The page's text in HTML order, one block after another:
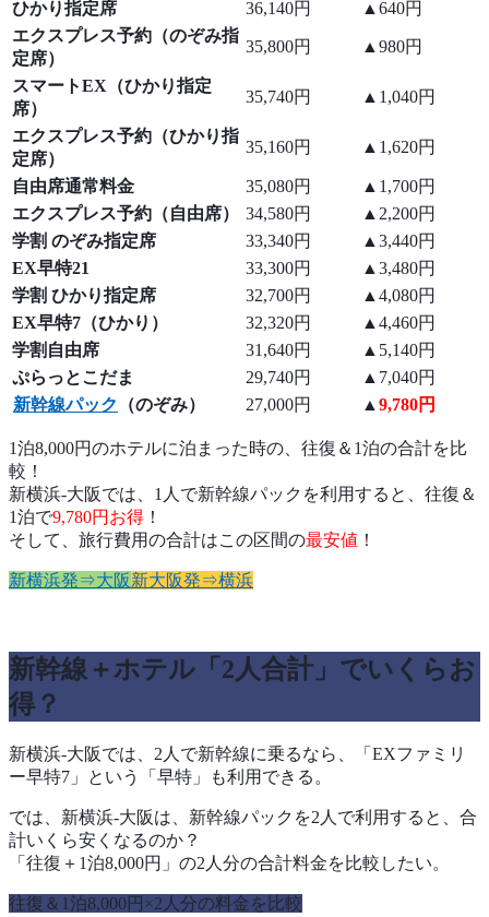
ひかり指定席 36,140円
▲640円
エクスプレス予約（のぞみ指
定席）
35,800円 ▲980円
スマートEX（ひかり指定
席）
35,740円 ▲1,040円
エクスプレス予約（ひかり指
定席）
35,160円 ▲1,620円
自由席通常料金 35,080円
▲1,700円
エクスプレス予約（自由席）
34,580円
▲2,200円
学割 のぞみ指定席
33,340円
▲3,440円
EX早特21
33,300円
▲3,480円
学割 ひかり指定席
32,700円
▲4,080円
EX早特7（ひかり）
32,320円
▲4,460円
学割自由席
31,640円
▲5,140円
ぷらっとこだま
29,740円
▲7,040円
新幹線パック
（のぞみ） 27,000円 ▲ 9,780円
1泊8,000円のホテルに泊まった時の、往復＆1泊の合計を比
較！
新横浜-大阪では、1人で新幹線パックを利用すると、往復＆
1泊で9,780円お得 ！
そして、旅行費用の合計はこの区間の最安値 ！
新横浜発⇒大阪新大阪発⇒横浜
新幹線＋ホテル「2人合計」でいくらお
得？
新横浜-大阪では、2人で新幹線に乗るなら、「EXファミリ
ー早特7」という「早特」も利用できる。
では、新横浜-大阪は、新幹線パックを2人で利用すると、合
計いくら安くなるのか？
「往復＋1泊8,000円」の2人分の合計料金を比較したい。
往復＆1泊8,000円×2人分の料金を比較